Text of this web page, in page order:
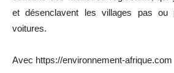
et désenclavent les villages pas ou
voitures.
Avec https://environnement-afrique.com